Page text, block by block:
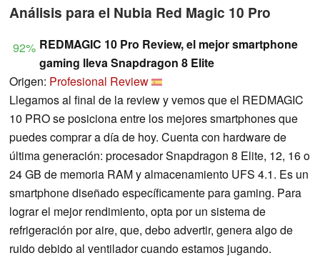
Análisis para el Nubia Red Magic 10 Pro
92% REDMAGIC 10 Pro Review, el mejor smartphone
gaming lleva Snapdragon 8 Elite
Origen: Profesional Review
Llegamos al final de la review y vemos que el REDMAGIC
10 PRO se posiciona entre los mejores smartphones que
puedes comprar a día de hoy. Cuenta con hardware de
última generación: procesador Snapdragon 8 Elite, 12, 16 o
24 GB de memoria RAM y almacenamiento UFS 4.1. Es un
smartphone diseñado específicamente para gaming. Para
lograr el mejor rendimiento, opta por un sistema de
refrigeración por aire, que, debo advertir, genera algo de
ruido debido al ventilador cuando estamos jugando.